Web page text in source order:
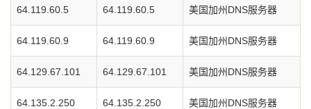
64.119.60.5 64.119.60.5 美国加州DNS服务器
64.119.60.9 64.119.60.9 美国加州DNS服务器
64.129.67.101 64.129.67.101 美国加州DNS服务器
64.135.2.250 64.135.2.250 美国加州DNS服务器